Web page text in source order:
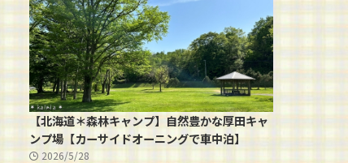
【北海道＊森林キャンプ】自然豊かな厚田キャ
ンプ場【カーサイドオーニングで車中泊】
2026/5/28